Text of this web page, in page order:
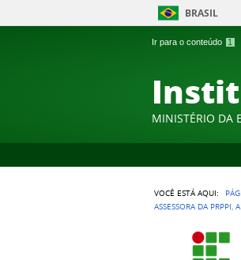
Ir para o conteúdo 1
BRASIL
MINISTÉRIO DA
VOCÊ ESTÁ AQUI:
ASSESSORA DA PRPPI,